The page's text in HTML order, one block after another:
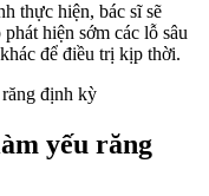
thực hiện, bác sĩ sẽ
hiện sớm các lỗ sâu
để điều trị kịp thời.
yếu răng